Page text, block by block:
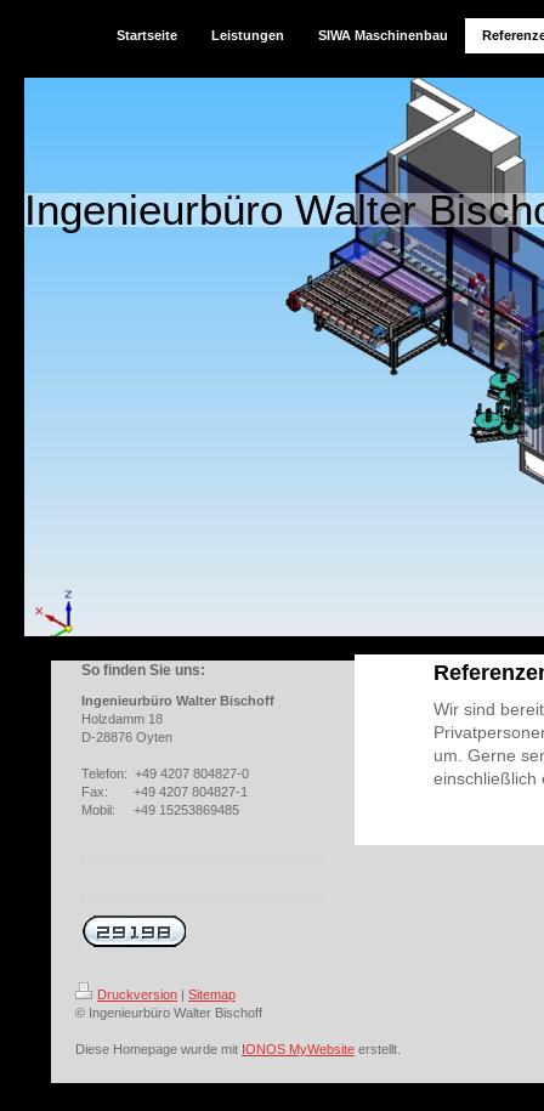
Startseite Leistungen SIWA Maschinenbau
Ingenieurbüro Walter
So finden Sie uns:
Ingenieurbüro Walter Bischoff
Holzdamm 18
D-28876 Oyten
Telefon: +49 4207 804827-0
Fax: +49 4207 804827-1
Mobil: +49 15253869485
Wir sind
um. Gerne
einschließlich
Druckversion | Sitemap
© Ingenieurbüro Walter Bischoff
Diese Homepage wurde mit IONOS MyWebsite erstellt.